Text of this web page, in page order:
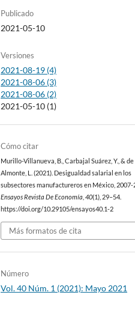
Publicado
2021-05-10
Versiones
2021-08-19 (4)
2021-08-06 (3)
2021-08-06 (2)
2021-05-10 (1)
Cómo citar
Murillo-Villanueva, B., Carbajal Suárez, Y., & de
Almonte, L. (2021). Desigualdad salarial en los
subsectores manufactureros en México, 2007-
Ensayos Revista De Economía,40(1), 29–54.
https://doi.org/10.29105/ensayos40.1-2
Más formatos de cita
Número
Vol. 40 Núm. 1 (2021): Mayo 2021